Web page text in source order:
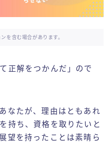
を含む場合があります。
正解をつかんだ」ので
なたが、理由はともあれ
持ち、資格を取りたいと
望を持ったことは素晴ら